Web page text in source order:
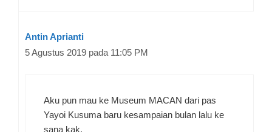
Antin Aprianti
5 Agustus 2019 pada 11:05 PM
Aku pun mau ke Museum MACAN dari pas
Yayoi Kusuma baru kesampaian bulan lalu ke
sana kak.